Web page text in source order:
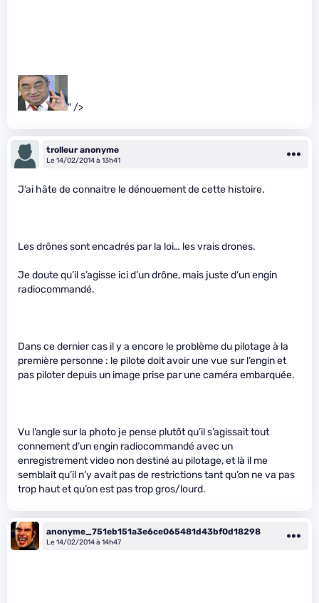
" />
trolleur anonyme
Le 14/02/2014 à 13h41
J’ai hâte de connaitre le dénouement de cette histoire.
Les drônes sont encadrés par la loi… les vrais drones.
Je doute qu’il s’agisse ici d’un drône, mais juste d’un engin
radiocommandé.
Dans ce dernier cas il y a encore le problème du pilotage à la
première personne : le pilote doit avoir une vue sur l’engin et
pas piloter depuis un image prise par une caméra embarquée.
Vu l’angle sur la photo je pense plutôt qu’il s’agissait tout
connement d’un engin radiocommandé avec un
enregistrement video non destiné au pilotage, et là il me
semblait qu’il n’y avait pas de restrictions tant qu’on ne va pas
trop haut et qu’on est pas trop gros/lourd.
anonyme_751eb151a3e6ce065481d43bf0d18298
Le 14/02/2014 à 14h47